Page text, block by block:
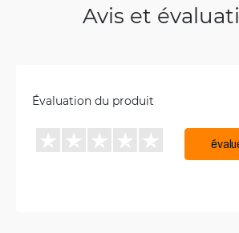
Avis et
Évaluation du produit